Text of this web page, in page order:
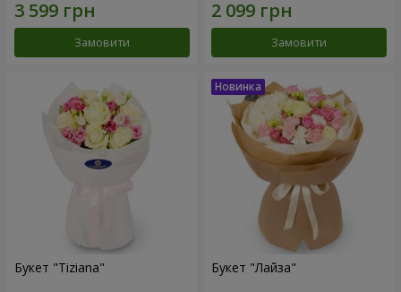
Замовити Замовити
Букет "Tiziana" Букет "Лайза"